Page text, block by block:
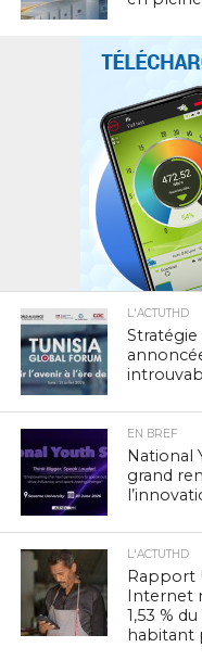
L'ACTUTHD
Stratégie
EN BREF
National
grand
L'ACTUTHD
Rapport
Internet
1,53 %
habitant